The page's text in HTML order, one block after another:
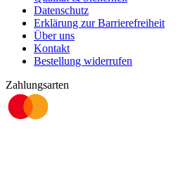
Datenschutz
Erklärung zur Barrierefreiheit
Über uns
Kontakt
Bestellung widerrufen
Zahlungsarten